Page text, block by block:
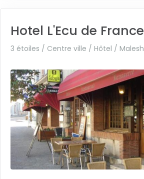
Hotel L'Ecu de France
3 étoiles / Centre ville / Hôtel /